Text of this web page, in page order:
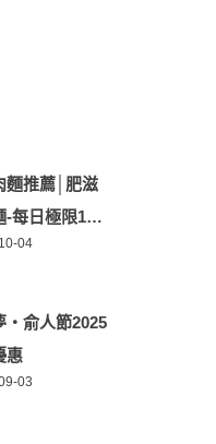
麵推薦│肥滋
-每日極限100
級牛肉麵│北
04
・俞人節2025
惠
03